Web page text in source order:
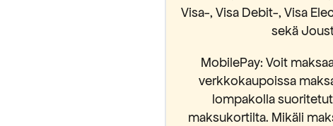
Visa-, Visa Debit-, Visa
sekä
MobilePay: Voit
verkkokaupoissa
lompakolla
maksukortilta. Mikäli